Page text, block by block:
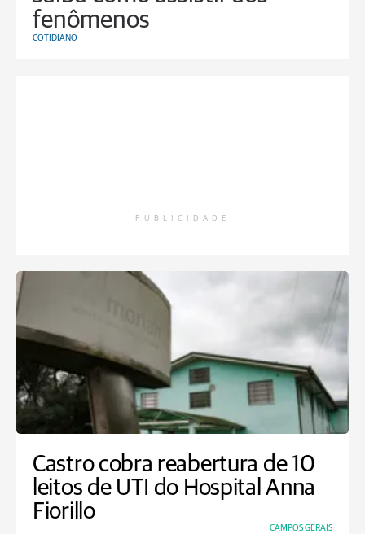
fenômenos
COTIDIANO
PUBLICIDADE
Castro cobra reabertura de 10
leitos de UTI do Hospital Anna
Fiorillo
CAMPOS GERAIS